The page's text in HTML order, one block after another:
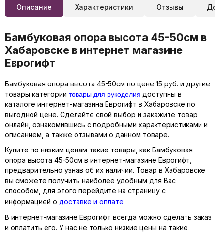
Описание Характеристики Отзывы
Бамбуковая опора высота 45-50см в
Хабаровске в интернет магазине
Еврогифт
Бамбуковая опора высота 45-50см по цене 15 руб. и другие
товары категории товары для рукоделия доступны в
каталоге интернет-магазина Еврогифт в Хабаровске по
выгодной цене. Сделайте свой выбор и закажите товар
онлайн, ознакомившись с подробными характеристиками и
описанием, а также отзывами о данном товаре.
Купите по низким ценам такие товары, как Бамбуковая
опора высота 45-50см в интернет-магазине Еврогифт,
предварительно узнав об их наличии. Товар в Хабаровске
вы сможете получить наиболее удобным для Вас
способом, для этого перейдите на страницу с
информацией о доставке и оплате.
В интернет-магазине Еврогифт всегда можно сделать заказ
и оплатить его. У нас не только низкие цены на такие